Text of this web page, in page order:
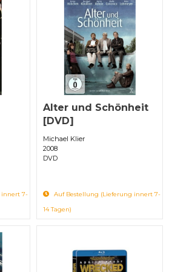
innert 7-
Alter und Schönheit
[DVD]
Michael Klier
2008
DVD
Auf Bestellung (Lieferung innert 7-
14 Tagen)